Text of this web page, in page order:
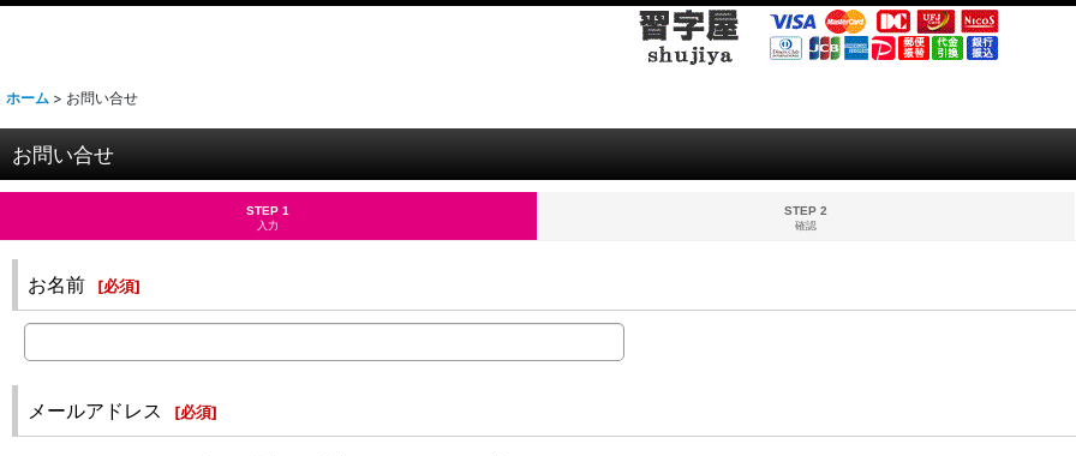
ホーム > お問い合せ
お問い合せ
STEP 1
入力
STEP 2
確認
お名前 [必須]
メールアドレス [必須]